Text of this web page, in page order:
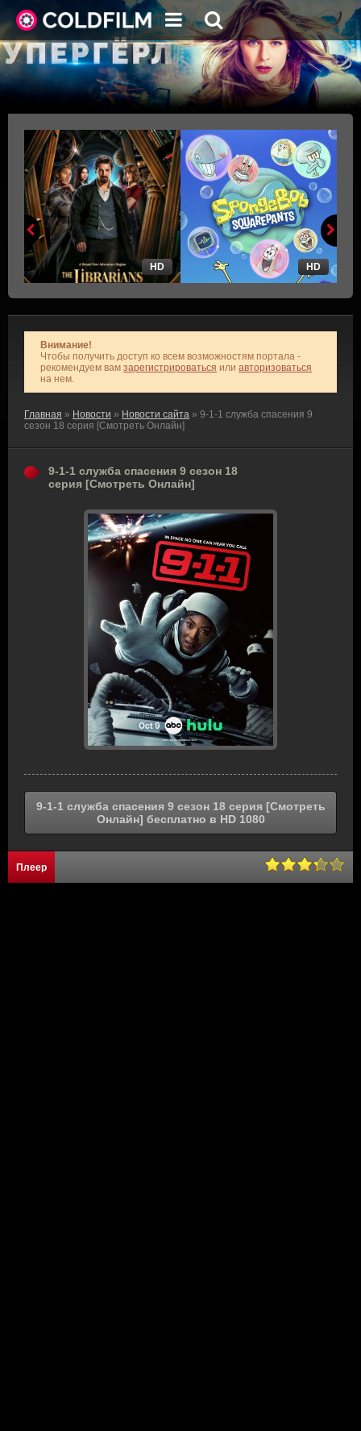
HD HD
Внимание!
Чтобы получить доступ ко всем возможностям портала -
рекомендуем вам зарегистрироваться или авторизоваться
на нем.
Главная » Новости » Новости сайта » 9-1-1 служба спасения 9
сезон 18 серия [Смотреть Онлайн]
9-1-1 служба спасения 9 сезон 18
серия [Смотреть Онлайн]
9-1-1 служба спасения 9 сезон 18 серия [Смотреть
Онлайн] бесплатно в HD 1080
Плеер